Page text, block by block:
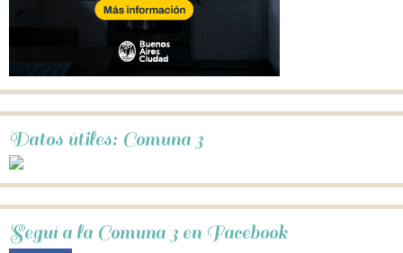
Datos útiles: Comuna 3
Seguí a la Comuna 3 en Facebook